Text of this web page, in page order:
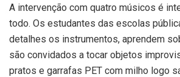
A intervenção com quatro músicos é
todo. Os estudantes das escolas
detalhes os instrumentos, aprendem
são convidados a tocar objetos
pratos e garrafas PET com milho logo